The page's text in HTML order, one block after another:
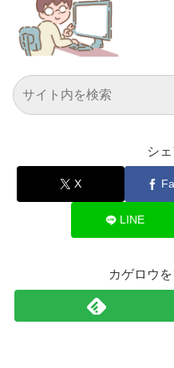
シ
X
LINE
カゲロウ